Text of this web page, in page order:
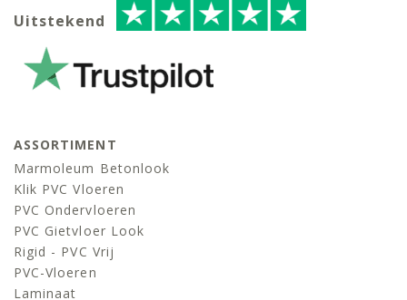
Uitstekend
ASSORTIMENT
Marmoleum Betonlook
Klik PVC Vloeren
PVC Ondervloeren
PVC Gietvloer Look
Rigid - PVC Vrij
PVC-Vloeren
Laminaat